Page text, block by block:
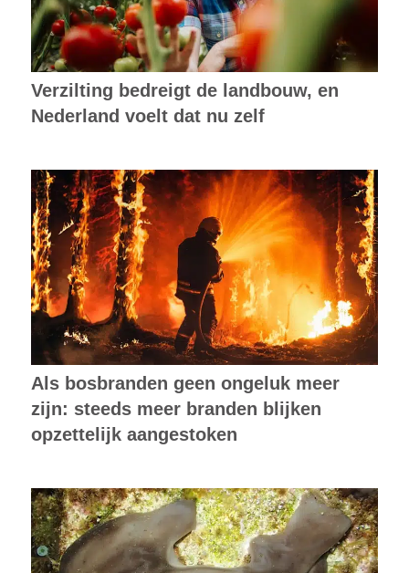
Verzilting bedreigt de landbouw, en
Nederland voelt dat nu zelf
Als bosbranden geen ongeluk meer
zijn: steeds meer branden blijken
opzettelijk aangestoken